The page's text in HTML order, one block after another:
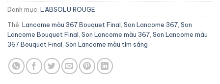
Danh mục: L'ABSOLU ROUGE
Thẻ: Lancome màu 367 Bouquet Final, Son Lancome 367, Son
Lancome Bouquet Final, Son Lancome màu 367, Son Lancome màu
367 Bouquet Final, Son Lancome màu tím sáng